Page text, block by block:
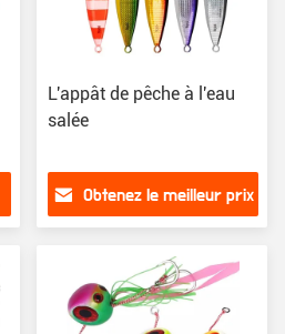
L'appât de pêche à l'eau
salée
Obtenez le meilleur prix